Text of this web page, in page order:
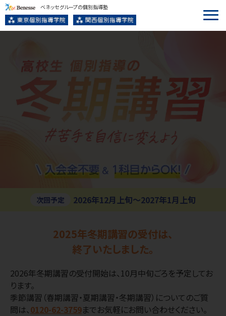
ベネッセグループの個別指導塾
次回予定 2026年12月上旬〜2027年1月上旬
2025年冬期講習の受付は、
終了いたしました。
2026年冬期講習の受付開始は、10月中旬ごろを予定してお
ります。
季節講習（春期講習・夏期講習・冬期講習）についてのご質
問は、0120-62-3759までお気軽にお問い合わせください。